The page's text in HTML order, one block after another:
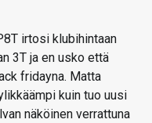
irtosi klubihintaan
3T ja en usko että
fridayna. Matta
kuin tuo uusi
näköinen verrattuna